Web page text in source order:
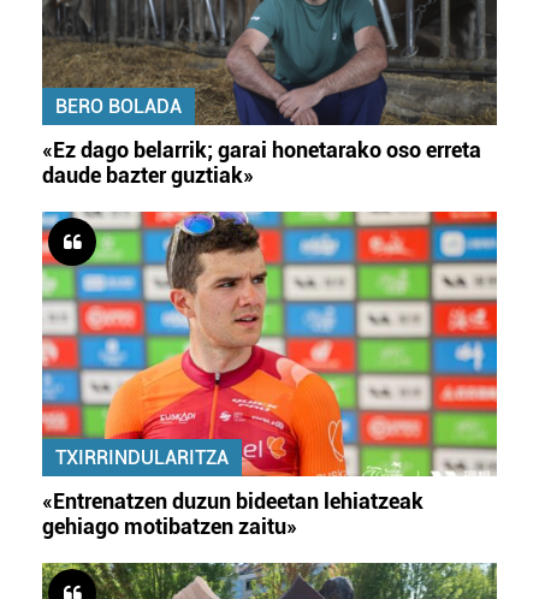
BERO BOLADA
«Ez dago belarrik; garai honetarako oso erreta
daude bazter guztiak»
TXIRRINDULARITZA
«Entrenatzen duzun bideetan lehiatzeak
gehiago motibatzen zaitu»